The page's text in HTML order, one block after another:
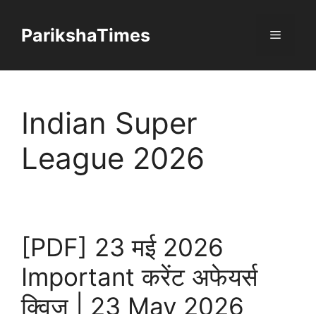
contentParikshaTimes Menu
Indian Super
League 2026
[PDF] 23 मई 2026
Important करेंट अफेयर्स
क्विज | 23 May 2026